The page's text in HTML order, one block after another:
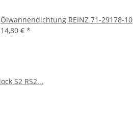
Ölwannendichtung REINZ 71-29178-10
14,80 € *